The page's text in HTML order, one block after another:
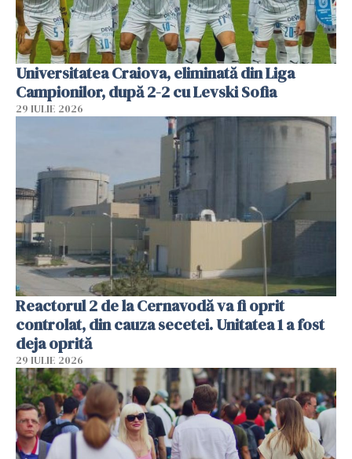
Universitatea Craiova, eliminată din Liga
Campionilor, după 2-2 cu Levski Sofia
29 IULIE 2026
Reactorul 2 de la Cernavodă va fi oprit
controlat, din cauza secetei. Unitatea 1 a fost
deja oprită
29 IULIE 2026